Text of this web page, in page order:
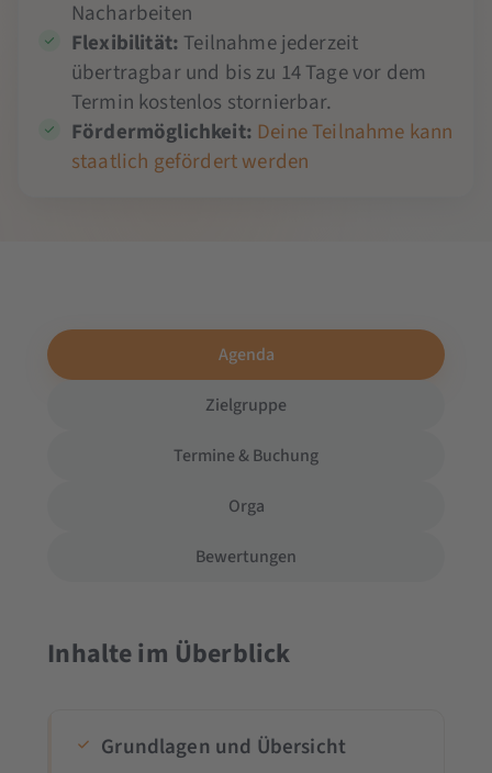
Nacharbeiten
Flexibilität:Teilnahme jederzeit
übertragbar und bis zu 14 Tage vor dem
Termin kostenlos stornierbar.
Fördermöglichkeit: Deine Teilnahme kann
staatlich gefördert werden
Agenda
Zielgruppe
Termine & Buchung
Orga
Bewertungen
Inhalte im Überblick
Grundlagen und Übersicht